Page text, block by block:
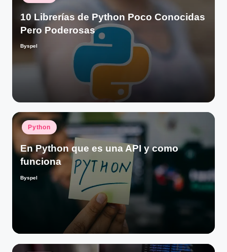
en
10 Librerías de Python Poco Conocidas
Pero Poderosas
Publicado
Byspel
Publicado
en
Python
En Python que es una API y como
funciona
Publicado
Byspel